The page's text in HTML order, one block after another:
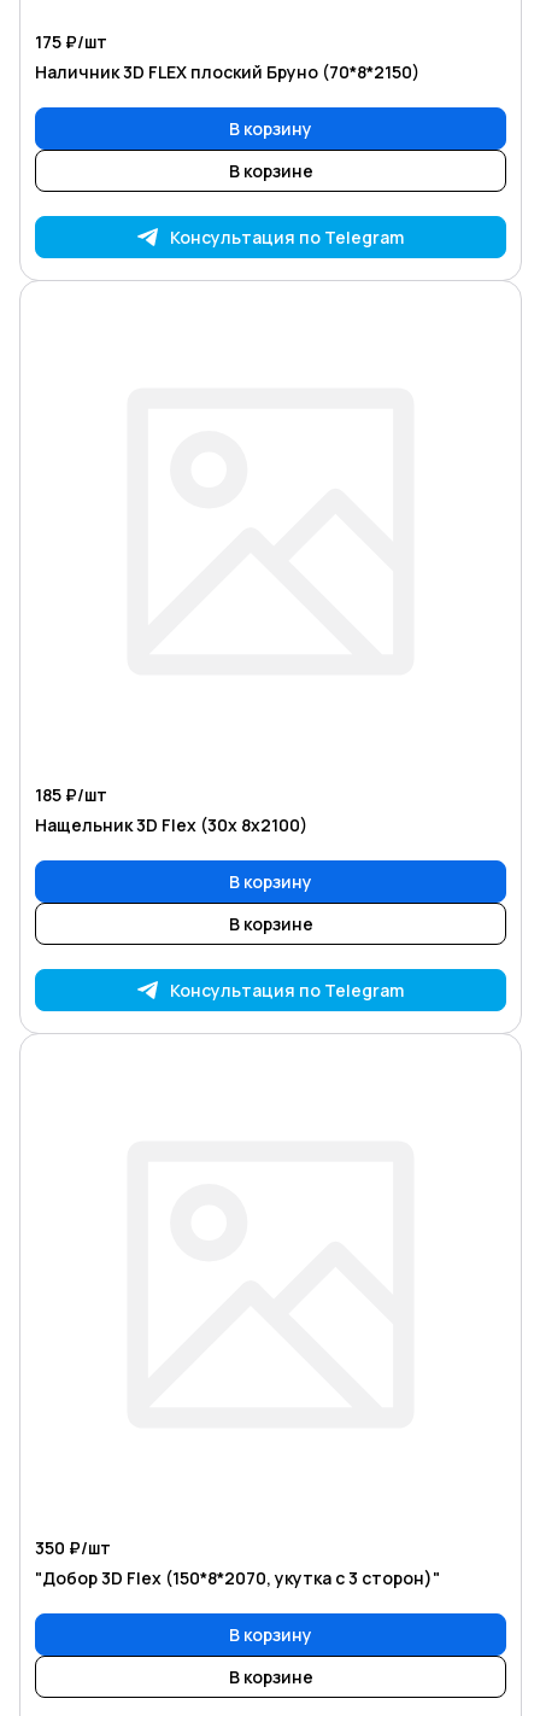
175 ₽/шт
Наличник 3D FLEX плоский Бруно (70*8*2150)
В корзину
В корзине
Консультация по Telegram
185 ₽/шт
Нащельник 3D Flex (30х 8х2100)
В корзину
В корзине
Консультация по Telegram
350 ₽/шт
"Добор 3D Flex (150*8*2070, укутка с 3 сторон)"
В корзину
В корзине